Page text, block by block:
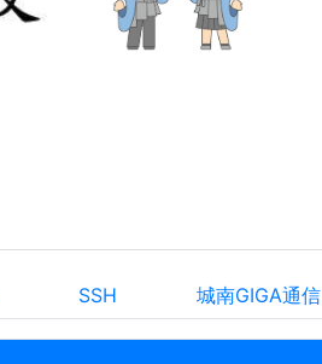
SSH 城南GIGA通信